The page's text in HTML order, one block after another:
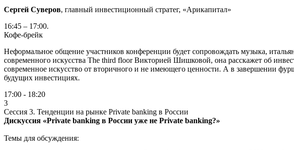
Сергей Суверов, главный инвестиционный стратег, «Арикапитал»
16:45 – 17:00.
Кофе-брейк
Неформальное общение участников конференции будет сопровождать музыка,
современного искусства The third floor Викторией Шишковой, она расскажет об
современное искусство от вторичного и не имеющего ценности. А в завершении
будущих инвестициях.
17:00 - 18:20
3
Сессия 3. Тенденции на рынке Private banking в России
Дискуссия «Private banking в России уже не Private banking?»
Темы для обсуждения: